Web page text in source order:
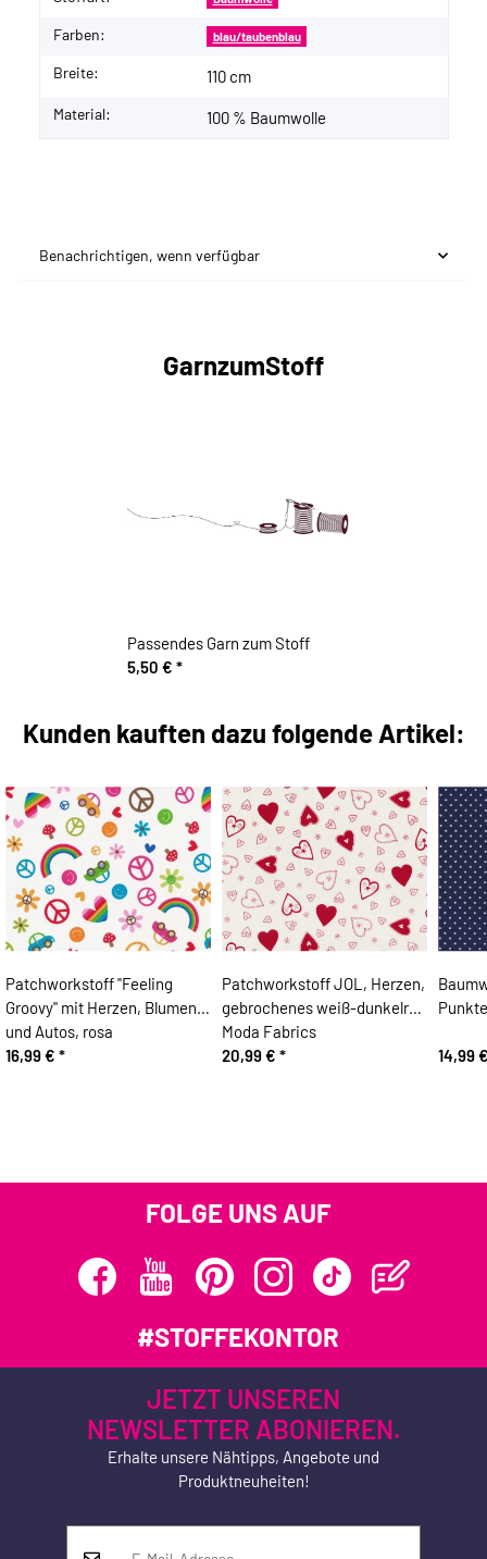
Farben: blau/taubenblau
Breite: 110 cm
Material: 100 % Baumwolle
Benachrichtigen, wenn verfügbar
GarnzumStoff
Passendes Garn zum Stoff
5,50 € *
Kunden kauften dazu folgende Artikel:
Patchworkstoff "Feeling
Groovy" mit Herzen, Blumen
und Autos, rosa
16,99 € *
Patchworkstoff JOL, Herzen,
gebrochenes weiß-dunkelrot,
Moda Fabrics
20,99 € * 14,99
FOLGE UNS AUF
#STOFFEKONTOR
JETZT UNSEREN
NEWSLETTER ABONIEREN.
Erhalte unsere Nähtipps, Angebote und
Produktneuheiten!